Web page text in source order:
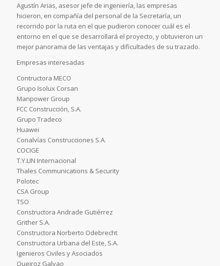
Agustín Arias, asesor jefe de ingeniería, las empresas
hicieron, en compañía del personal de la Secretaría, un
recorrido por la ruta en el que pudieron conocer cuál es el
entorno en el que se desarrollará el proyecto, y obtuvieron un
mejor panorama de las ventajas y dificultades de su trazado.
Empresas interesadas
Contructora MECO
Grupo Isolux Corsan
Manpower Group
FCC Construcción, S.A.
Grupo Tradeco
Huawei
Conalvías Construcciones S.A.
COCIGE
T.Y.LIN Internacional
Thales Communications & Security
Polotec
CSA Group
TSO
Constructora Andrade Gutiérrez
Grither S.A.
Constructora Norberto Odebrecht
Constructora Urbana del Este, S.A.
Igenieros Civiles y Asociados
Queiroz Galvao